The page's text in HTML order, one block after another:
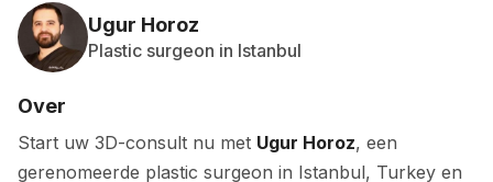
Patiëntrecensies
Ugur Horoz
Plastic surgeon in Istanbul
Over
Start uw 3D-consult nu met Ugur Horoz, een
gerenomeerde plastic surgeon in Istanbul, Turkey en